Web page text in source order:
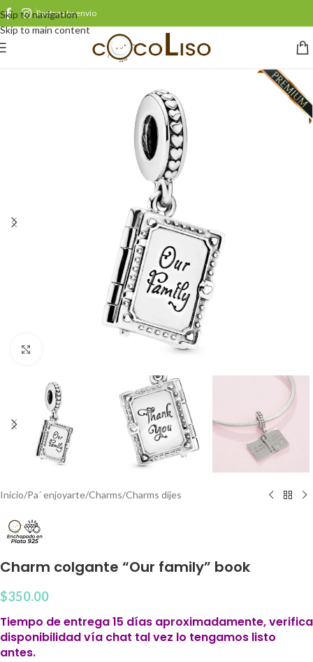
Skip to navigation
Skip to main content
Rastrea tu envío
Inicio/Pa´ enjoyarte/Charms/Charms dijes
Charm colgante “Our family” book
$350.00
Tiempo de entrega 15 días aproximadamente, verifica
disponibilidad vía chat tal vez lo tengamos listo
antes.